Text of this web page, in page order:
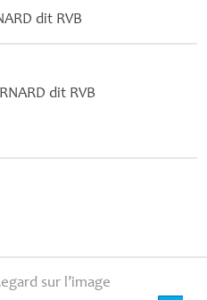
dit RVB
dit RVB
sur l’image